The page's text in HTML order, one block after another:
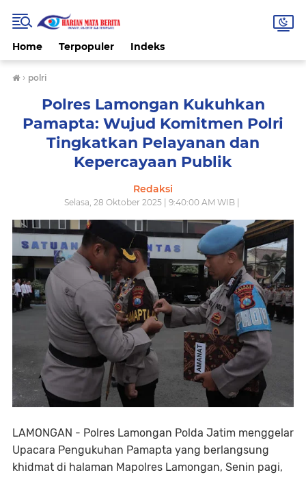
Home Terpopuler Indeks
› polri
Polres Lamongan Kukuhkan
Pamapta: Wujud Komitmen Polri
Tingkatkan Pelayanan dan
Kepercayaan Publik
Redaksi
Selasa, 28 Oktober 2025 | 9:40:00 AM WIB |
LAMONGAN - Polres Lamongan Polda Jatim menggelar
Upacara Pengukuhan Pamapta yang berlangsung
khidmat di halaman Mapolres Lamongan, Senin pagi,